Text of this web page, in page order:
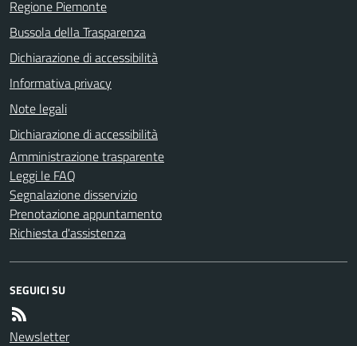
Regione Piemonte
Bussola della Trasparenza
Dichiarazione di accessibilità
Informativa privacy
Note legali
Dichiarazione di accessibilità
Amministrazione trasparente
Leggi le FAQ
Segnalazione disservizio
Prenotazione appuntamento
Richiesta d'assistenza
SEGUICI SU
Newsletter